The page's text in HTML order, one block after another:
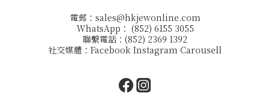
電郵： sales@hkjewonline.com
WhatsApp： (852) 6155 3055
聯繫電話：(852) 2369 1392
社交媒體： Facebook Instagram Carousell